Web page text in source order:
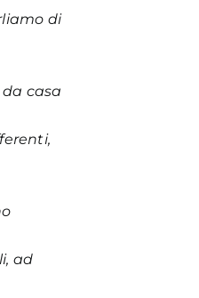
di
casa
ad